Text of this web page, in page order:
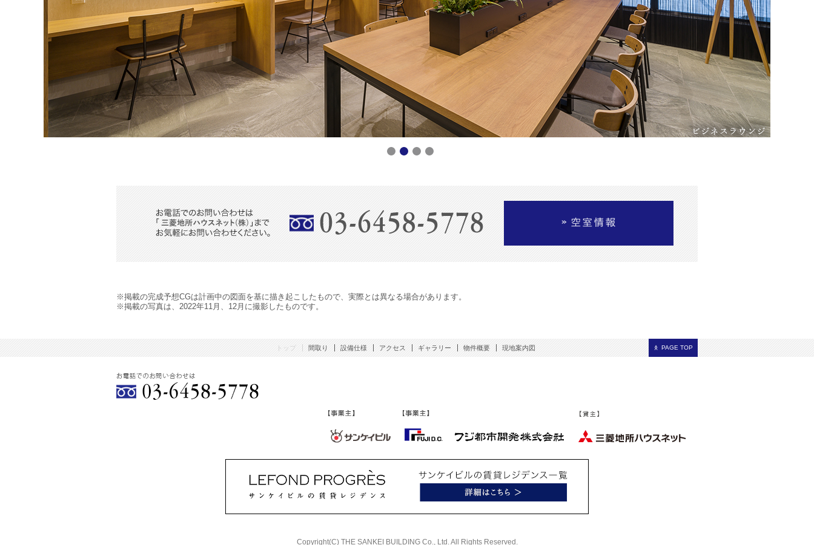
※掲載の完成予想CGは計画中の図面を基に描き起こしたもので、実際とは異なる場合があります。
※掲載の写真は、2022年11月、12月に撮影したものです。
PAGE TOP
トップ 間取り 設備仕様 アクセス ギャラリー 物件概要 現地案内図
Copyright(C) THE SANKEI BUILDING Co., Ltd. All Rights Reserved.